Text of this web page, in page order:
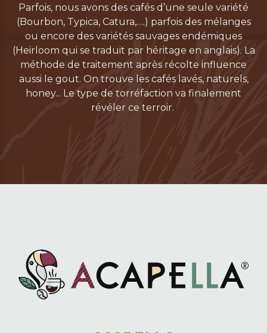
Parfois, nous avons des cafés d’une seule variété
(Bourbon, Typica, Catura,….) parfois des mélanges
ou encore des variétés sauvages endémiques
(Heirloom qui se traduit par héritage en anglais). La
méthode de traitement après récolte influence
aussi le gout. On trouve les cafés lavés, naturels,
honey... Le type de torréfaction va finalement
révéler ce terroir.